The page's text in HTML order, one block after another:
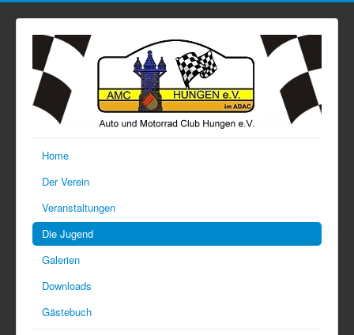
Home
Der Verein
Veranstaltungen
Die Jugend
Galerien
Downloads
Gästebuch